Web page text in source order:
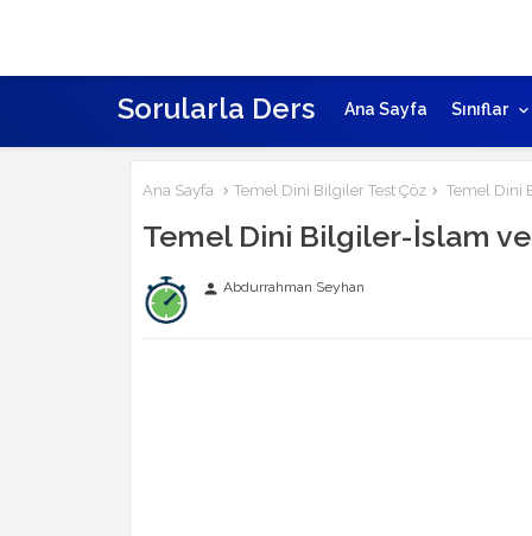
Sorularla Ders Ana Sayfa Sınıflar
Ana Sayfa Temel Dini Bilgiler Test Çöz Temel Dini
Temel Dini Bilgiler-İslam
person Abdurrahman Seyhan